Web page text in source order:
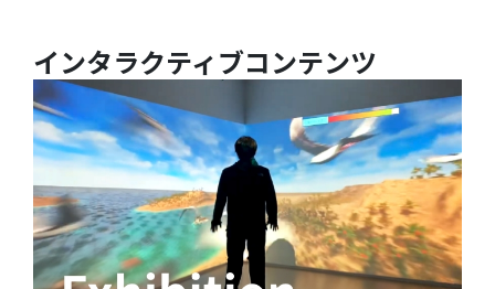
インタラクティブコンテンツ